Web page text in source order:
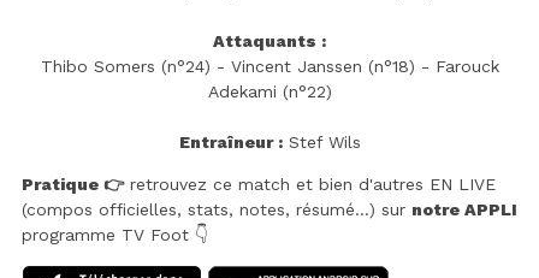
Attaquants :
Thibo Somers (n°24) - Vincent Janssen (n°18) - Farouck
Adekami (n°22)
Entraîneur :Stef Wils
Pratique 👉retrouvez ce match et bien d'autres EN LIVE
(compos officielles, stats, notes, résumé...) sur notre APPLI
programme TV Foot 👇